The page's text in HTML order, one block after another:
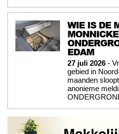
WIE IS DE
EDAM
27 juli 2026 -
gebied in
maanden
anonieme